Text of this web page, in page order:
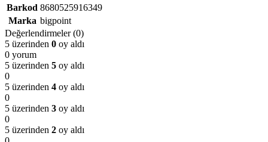
Barkod 8680525916349
Marka bigpoint
Değerlendirmeler (0)
5 üzerinden 0 oy aldı
0 yorum
5 üzerinden 5 oy aldı
0
5 üzerinden 4 oy aldı
0
5 üzerinden 3 oy aldı
0
5 üzerinden 2 oy aldı